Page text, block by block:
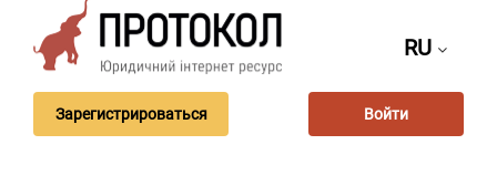
RU
Зарегистрироваться Войти